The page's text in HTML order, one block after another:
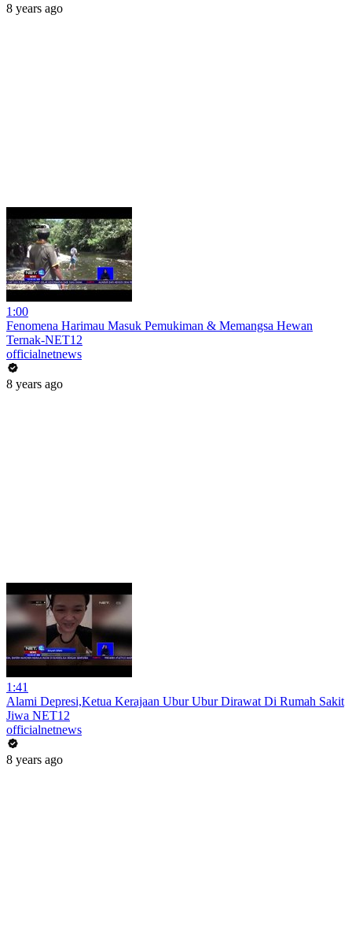
8 years ago
1:00
Fenomena Harimau Masuk Pemukiman & Memangsa Hewan
Ternak-NET12
officialnetnews
8 years ago
1:41
Alami Depresi,Ketua Kerajaan Ubur Ubur Dirawat Di Rumah Sakit
Jiwa NET12
officialnetnews
8 years ago